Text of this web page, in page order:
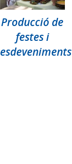
Producció de
festes i
esdeveniments